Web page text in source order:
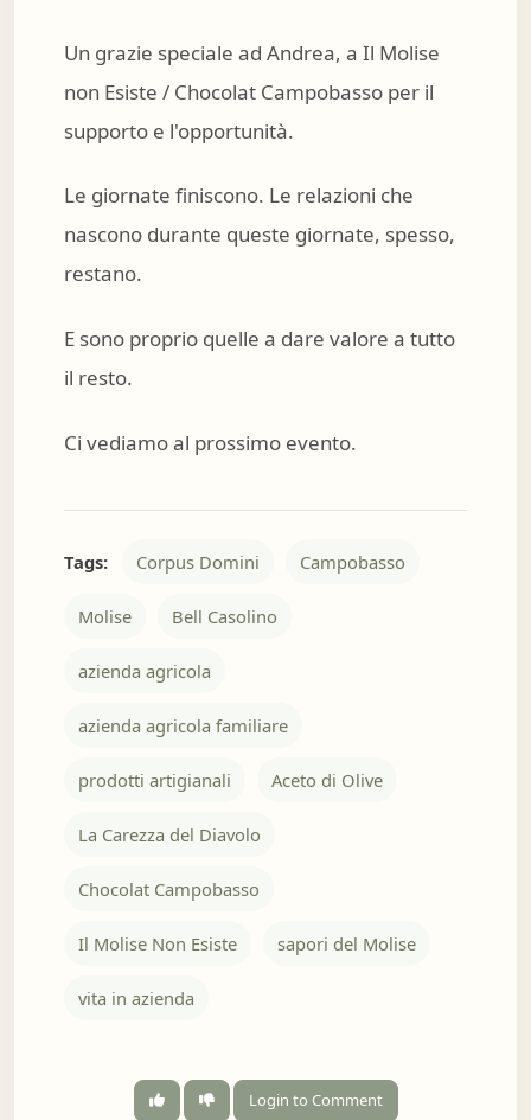
Un grazie speciale ad Andrea, a Il Molise
non Esiste / Chocolat Campobasso per il
supporto e l'opportunità.
Le giornate finiscono. Le relazioni che
nascono durante queste giornate, spesso,
restano.
E sono proprio quelle a dare valore a tutto
il resto.
Ci vediamo al prossimo evento.
Tags: Corpus Domini Campobasso
Molise Bell Casolino
azienda agricola
azienda agricola familiare
prodotti artigianali Aceto di Olive
La Carezza del Diavolo
Chocolat Campobasso
Il Molise Non Esiste sapori del Molise
vita in azienda
Login to Comment